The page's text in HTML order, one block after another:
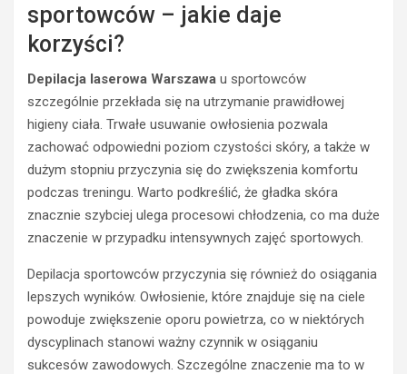
sportowców – jakie daje
korzyści?
Depilacja laserowa Warszawa u sportowców
szczególnie przekłada się na utrzymanie prawidłowej
higieny ciała. Trwałe usuwanie owłosienia pozwala
zachować odpowiedni poziom czystości skóry, a także w
dużym stopniu przyczynia się do zwiększenia komfortu
podczas treningu. Warto podkreślić, że gładka skóra
znacznie szybciej ulega procesowi chłodzenia, co ma duże
znaczenie w przypadku intensywnych zajęć sportowych.
Depilacja sportowców przyczynia się również do osiągania
lepszych wyników. Owłosienie, które znajduje się na ciele
powoduje zwiększenie oporu powietrza, co w niektórych
dyscyplinach stanowi ważny czynnik w osiąganiu
sukcesów zawodowych. Szczególne znaczenie ma to w